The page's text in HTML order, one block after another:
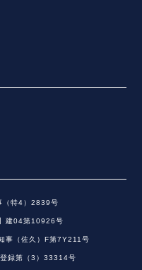
（特4）2839号
建04第10926号
事（佐久）F第7Y211号
登録第（3）33314号